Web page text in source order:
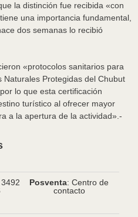
la distinción fue recibida «con
una importancia fundamental,
dos semanas lo recibió
«protocolos sanitarios para
Naturales Protegidas del Chubut
lo que esta certificación
turístico al ofrecer mayor
a la apertura de la actividad».-
3492
Posventa: Centro de
contacto